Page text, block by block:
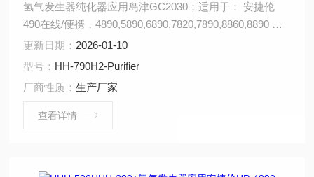
氢气发生器纯化器应用岛津GC2030；适用于： 安捷伦
490在线/便携，4890,5890,6890,7820,7890,8860,8890 岛
津GC-14C，GC-2010，GC-2014，GC-2030 赛默飞
1310,1300,1610,1600 瓦里安3800系列 布鲁克
更新日期： 2026-01-10
型号： HH-790H2-Purifier
厂商性质：生产厂家
查看详情